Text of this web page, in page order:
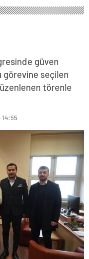
güven
görevine seçilen
törenle
14:55